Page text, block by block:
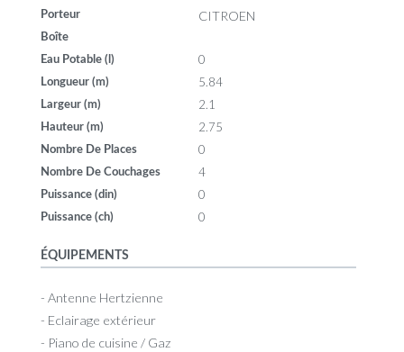
Porteur
CITROEN
Boîte
Eau Potable (l)
0
Longueur (m) 5.84
Largeur (m) 2.1
Hauteur (m) 2.75
Nombre De Places 0
Nombre De Couchages 4
Puissance (din) 0
Puissance (ch) 0
ÉQUIPEMENTS
- Antenne Hertzienne
- Eclairage extérieur
- Piano de cuisine / Gaz